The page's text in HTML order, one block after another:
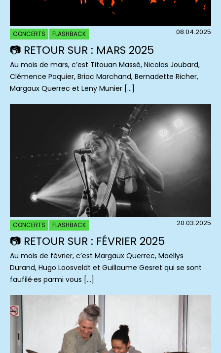
CONCERTS FLASHBACK 08.04.2025
📷 RETOUR SUR : MARS 2025
Au mois de mars, c’est Titouan Massé, Nicolas Joubard,
Clémence Paquier, Briac Marchand, Bernadette Richer,
Margaux Querrec et Leny Munier […]
CONCERTS FLASHBACK 20.03.2025
📷 RETOUR SUR : FÉVRIER 2025
Au mois de février, c’est Margaux Querrec, Maëllys
Durand, Hugo Loosveldt et Guillaume Gesret qui se sont
faufilé·es parmi vous […]